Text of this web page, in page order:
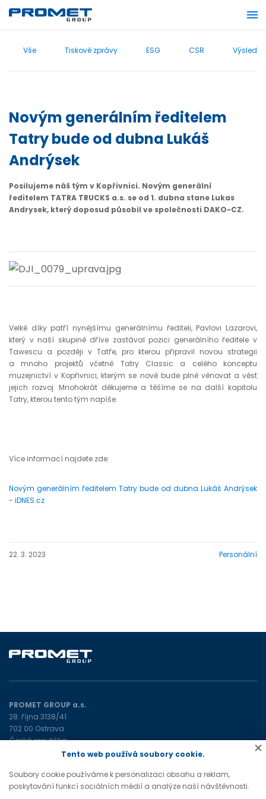
Vše Tiskové zprávy ESG CSR
Novým generálním ředitelem
Tatry bude od dubna Lukáš
Andrýsek
Posilujeme náš tým v Kopřivnici. Novým generální
ředitelem TATRA TRUCKS a.s. se od 1. dubna stane Lukas
Andrysek, který doposud působil ve společnosti DAKO-CZ.
Velké díky patří nynějšímu generálnímu řediteli, Pavlovi Lazarovi,
který v naší skupině dříve zastával pozici generálního ředitele v
Tawescu a později v Tatře, pro kterou připravil novou strategii
a mnoho projektů včetně Tatry Classic a celého konceptu
muzejnictví v Kopřivnici, kterým se nově bude plně věnovat a vést
jejich rozvoj. Mnohokrát děkujeme a těšíme se na další kapitolu
Tatry, kterou tento tým napíše.
Více informací najdete zde:
Novým generálním ředitelem Tatry bude od dubna Lukáš Andrýsek
- iDNES.cz
22. 3. 2023 Personální
PROMET GROUP a.s.
28. října 3138/41
702 00 Ostrava
Česká republika
promet@prometgroup.eu
+420 596 621 472
(tel)
+420 596 621 482
Tento web používá soubory cookie.
Soubory cookie používáme k personalizaci obsahu a reklam,
poskytování funkcí sociálních médií a analýze naší návštěvnosti.